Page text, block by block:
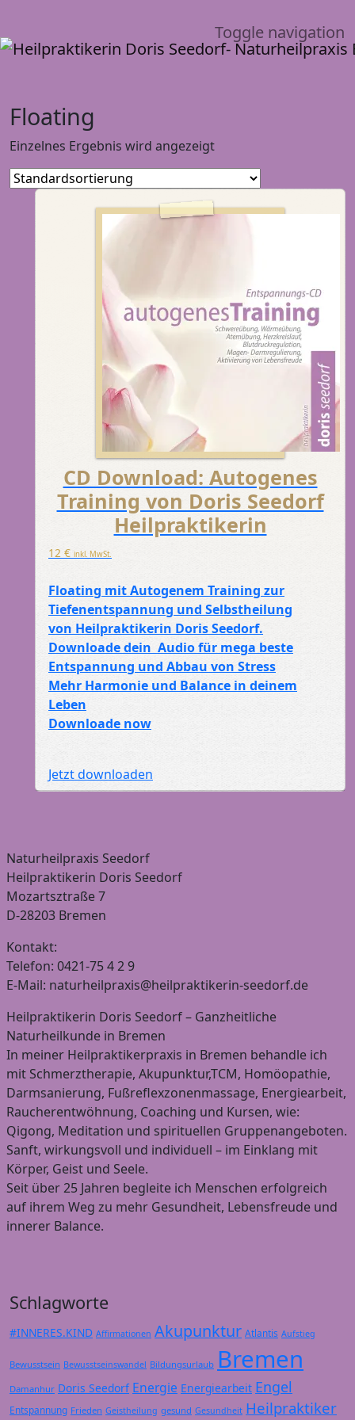
Toggle navigation
Floating
Einzelnes Ergebnis wird angezeigt
CD Download: Autogenes
Training von Doris Seedorf
Heilpraktikerin
12 € inkl. MwSt.
Floating mit Autogenem Training zur
Tiefenentspannung und Selbstheilung
von Heilpraktikerin Doris Seedorf.
Downloade dein Audio für mega beste
Entspannung und Abbau von Stress
Mehr Harmonie und Balance in deinem
Leben
Downloade now
Jetzt downloaden
Naturheilpraxis Seedorf
Heilpraktikerin Doris Seedorf
Mozartsztraße 7
D-28203 Bremen
Kontakt:
Telefon: 0421-75 4 2 9
E-Mail: naturheilpraxis@heilpraktikerin-seedorf.de
Heilpraktikerin Doris Seedorf – Ganzheitliche
Naturheilkunde in Bremen
In meiner Heilpraktikerpraxis in Bremen behandle ich
mit Schmerztherapie, Akupunktur,TCM, Homöopathie,
Darmsanierung, Fußreflexzonenmassage, Energiearbeit,
Raucherentwöhnung, Coaching und Kursen, wie:
Qigong, Meditation und spirituellen Gruppenangeboten.
Sanft, wirkungsvoll und individuell – im Einklang mit
Körper, Geist und Seele.
Seit über 25 Jahren begleite ich Menschen erfolgreich
auf ihrem Weg zu mehr Gesundheit, Lebensfreude und
innerer Balance.
Schlagworte
#INNERES.KIND Affirmationen Akupunktur Atlantis Aufstieg
Bewusstsein Bewusstseinswandel Bildungsurlaub Bremen
Damanhur Doris Seedorf Energie Energiearbeit Engel
Entspannung Frieden Geistheilung gesund Gesundheit Heilpraktiker